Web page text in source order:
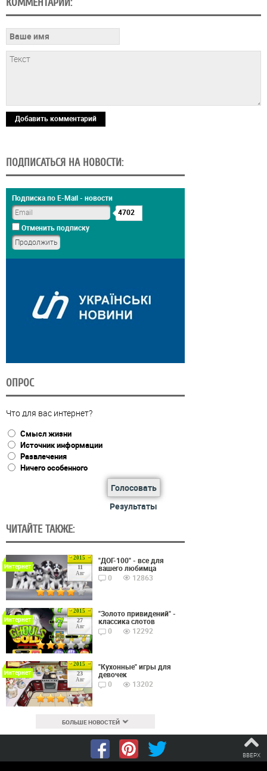
Добавить комментарий
ПОДПИСАТЬСЯ НА НОВОСТИ:
Подписка по E-Mail - новости
4702
Отменить подписку
ОПРОС
Что для вас интернет?
Смысл жизни
Источник информации
Развлечения
Ничего особенного
Голосовать
Результаты
ЧИТАЙТЕ ТАКЖЕ:
2015
11
Авг
Интернет
"ДОГ-100" - все для
вашего любимца
0
12863
2015
27
Авг
Интернет
"Золото привидений" -
классика слотов
0
12292
2015
23
Авг
Интернет
"Кухонные" игры для
девочек
0
13202
БОЛЬШЕ НОВОСТЕЙ
ВВЕРХ